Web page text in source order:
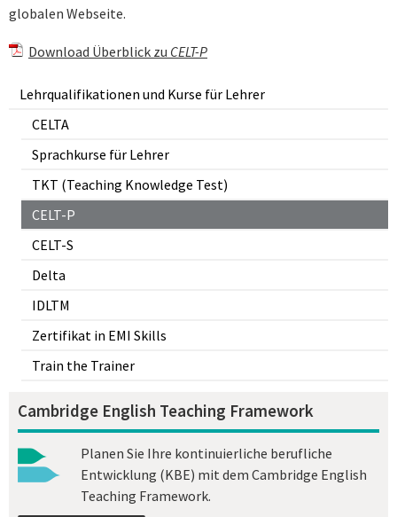
Lehrqualifikationen und Kurse für Lehrer
CELTA
Sprachkurse für Lehrer
TKT (Teaching Knowledge Test)
CELT-P
CELT-S
Delta
IDLTM
Zertifikat in EMI Skills
Train the Trainer
Cambridge English Teaching Framework
Planen Sie Ihre kontinuierliche berufliche
Entwicklung (KBE) mit dem Cambridge English
Teaching Framework.
globalen Webseite.
Download Überblick zu CELT-P